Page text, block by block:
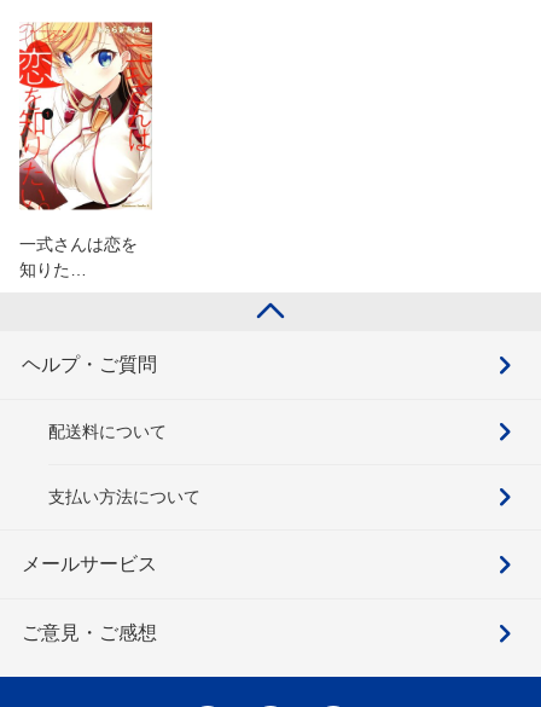
一式さんは恋を
知りた…
ヘルプ・ご質問
配送料について
支払い方法について
メールサービス
ご意見・ご感想